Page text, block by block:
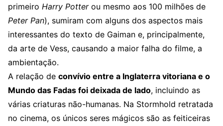
primeiro Harry Potterou mesmo aos 100 milhões de
Peter Pan), sumiram com alguns dos aspectos mais
interessantes do texto de Gaiman e, principalmente,
da arte de Vess, causando a maior falha do filme, a
ambientação.
A relação de convívio entre a Inglaterra vitoriana e o
Mundo das Fadas foi deixada de lado, incluindo as
várias criaturas não-humanas. Na Stormhold retratada
no cinema, os únicos seres mágicos são as feiticeiras